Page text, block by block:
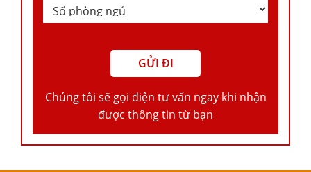
Chúng tôi sẽ gọi điện tư vấn ngay khi nhận
được thông tin từ bạn